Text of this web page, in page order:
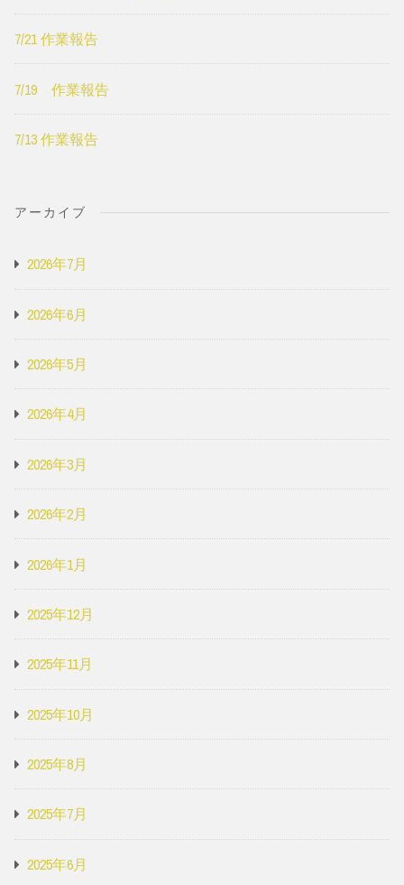
7/21 作業報告
7/19 作業報告
7/13 作業報告
アーカイブ
2026年7月
2026年6月
2026年5月
2026年4月
2026年3月
2026年2月
2026年1月
2025年12月
2025年11月
2025年10月
2025年8月
2025年7月
2025年6月